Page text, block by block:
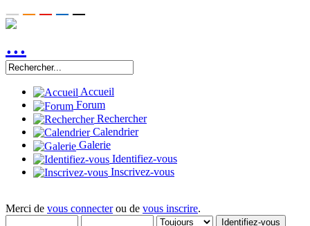
Accueil
Forum
Rechercher
Calendrier
Galerie
Identifiez-vous
Inscrivez-vous
Merci de vous connecterou de vous inscrire.